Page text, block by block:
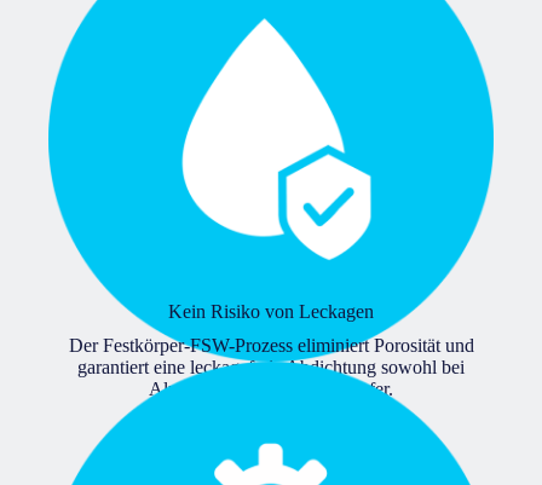
Kein Risiko von Leckagen
Der Festkörper-FSW-Prozess eliminiert Porosität und
garantiert eine leckagefreie Abdichtung sowohl bei
Aluminium als auch bei Kupfer.